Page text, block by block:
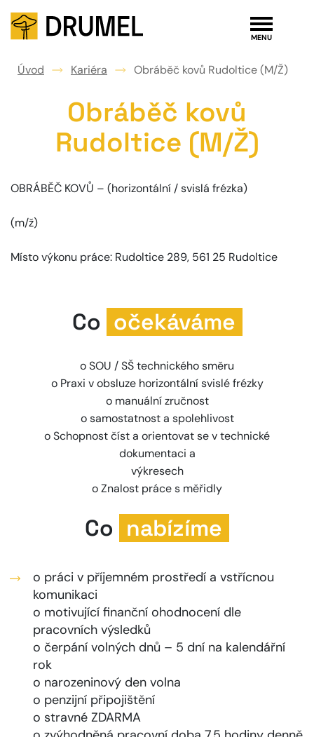
Úvod Kariéra Obráběč kovů Rudoltice (M/Ž)
Obráběč kovů
Rudoltice (M/Ž)
OBRÁBĚČ KOVŮ – (horizontální / svislá frézka)
(m/ž)
Místo výkonu práce: Rudoltice 289, 561 25 Rudoltice
Co očekáváme
o SOU / SŠ technického směru
o Praxi v obsluze horizontální svislé frézky
o manuální zručnost
o samostatnost a spolehlivost
o Schopnost číst a orientovat se v technické
dokumentaci a
výkresech
o Znalost práce s měřidly
Co nabízíme
o práci v příjemném prostředí a vstřícnou
komunikaci
o motivující finanční ohodnocení dle
pracovních výsledků
o čerpání volných dnů – 5 dní na kalendářní
rok
o narozeninový den volna
o penzijní připojištění
o stravné ZDARMA